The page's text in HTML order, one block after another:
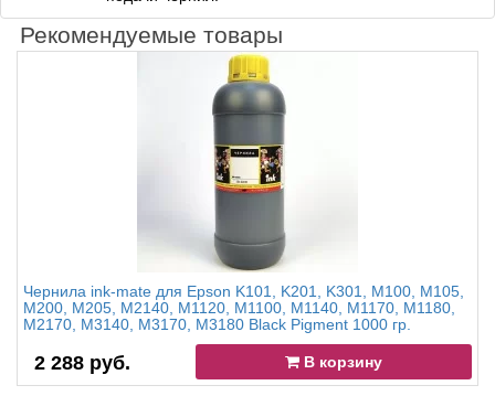
Рекомендуемые товары
Чернила ink-mate для Epson K101, K201, K301, M100, M105,
M200, M205, M2140, M1120, M1100, M1140, M1170, M1180,
M2170, M3140, M3170, M3180 Black Pigment 1000 гр.
2 288 руб. В корзину